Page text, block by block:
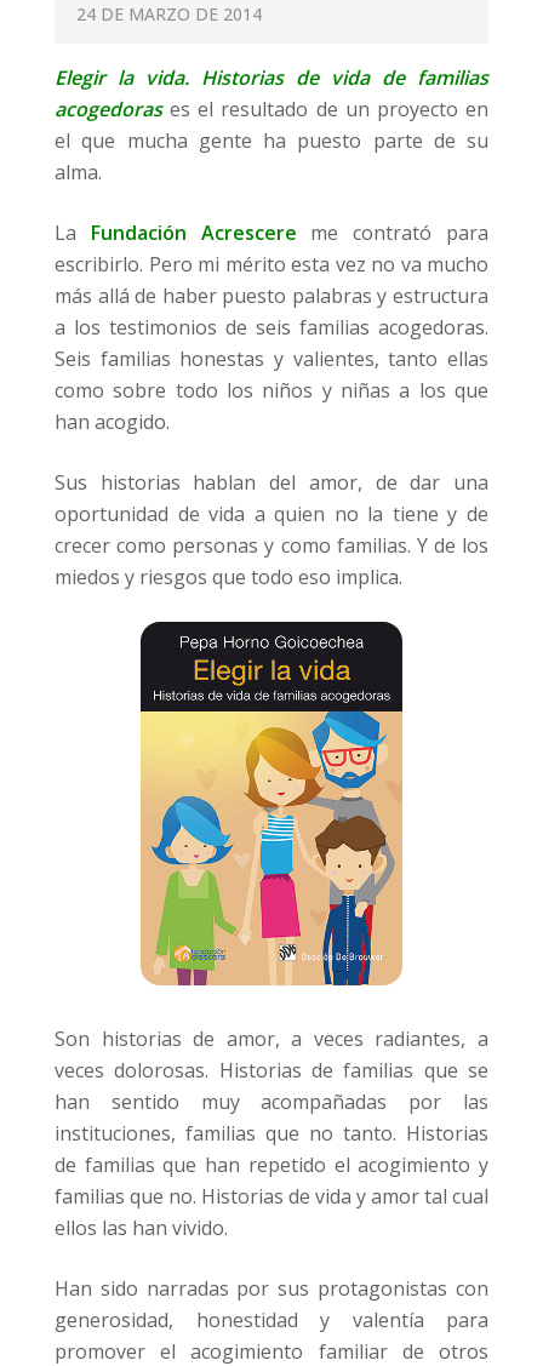
P
S
T
E
D
24 DE MARZO DE 2014
Elegir la vida. Historias de vida de familias
acogedorases el resultado de un proyecto en
el que mucha gente ha puesto parte de su
alma.
La Fundación Acrescere me contrató para
escribirlo. Pero mi mérito esta vez no va mucho
más allá de haber puesto palabras y estructura
a los testimonios de seis familias acogedoras.
Seis familias honestas y valientes, tanto ellas
como sobre todo los niños y niñas a los que
han acogido.
Sus historias hablan del amor, de dar una
oportunidad de vida a quien no la tiene y de
crecer como personas y como familias. Y de los
miedos y riesgos que todo eso implica.
Son historias de amor, a veces radiantes, a
veces dolorosas. Historias de familias que se
han sentido muy acompañadas por las
instituciones, familias que no tanto. Historias
de familias que han repetido el acogimiento y
familias que no. Historias de vida y amor tal cual
ellos las han vivido.
Han sido narradas por sus protagonistas con
generosidad, honestidad y valentía para
promover el acogimiento familiar de otros